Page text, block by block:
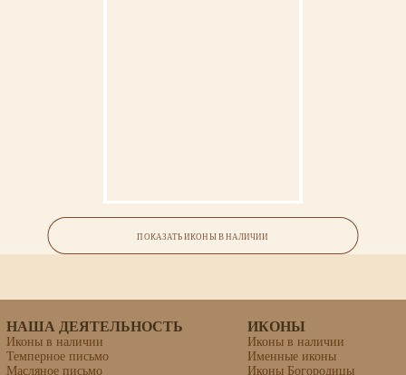
Икона «Алексий Бортсурманский»
ПОКАЗАТЬ ИКОНЫ В НАЛИЧИИ
НАША ДЕЯТЕЛЬНОСТЬ
Иконы в наличии
Темперное письмо
Масляное письмо
ИКОНЫ
Иконы в наличии
Именные иконы
Иконы Богородицы